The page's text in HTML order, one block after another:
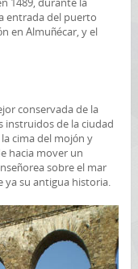
entrada del puerto
en Almuñécar, y el
conservada de la
instruidos de la ciudad
cima del mojón y
hacia mover un
sobre el mar
ya su antigua historia.